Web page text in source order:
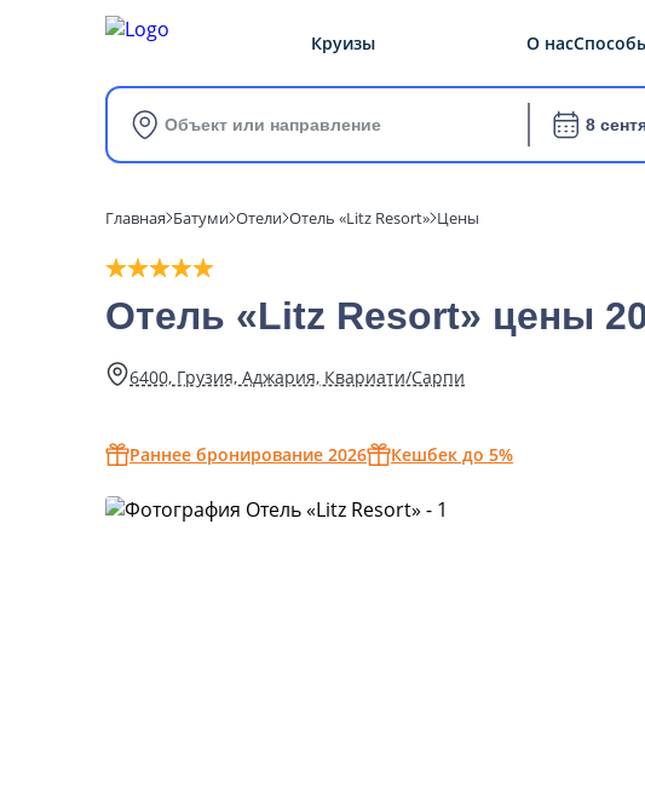
Круизы О нас
Объект или направление 8
Главная Батуми Отели Отель «Litz Resort» Цены
Отель «Litz Resort» цены
6400, Грузия, Аджария, Квариати/Сарпи
Раннее бронирование 2026 Кешбек до 5%